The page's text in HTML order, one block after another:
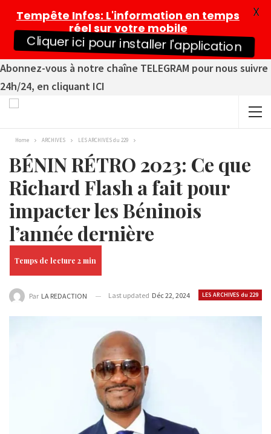
Abonnez-vous à notre chaîne TELEGRAM pour nous suivre
24h/24, en cliquant ICI
Home ARCHIVES LES ARCHIVES du 229
BÉNIN RÉTRO 2023: Ce que
Richard Flash a fait pour
impacter les Béninois
l’année dernière
LES ARCHIVES du 229
Par LA REDACTION Last updated Déc 22, 2024
Tempête Infos: L'information en temps
réel sur votre mobile
Cliquer ici pour installer l'application
X